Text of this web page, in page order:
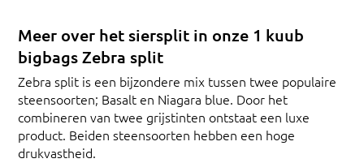
Meer over het siersplit in onze 1 kuub
bigbags Zebra split
Zebra split is een bijzondere mix tussen twee populaire
steensoorten; Basalt en Niagara blue. Door het
combineren van twee grijstinten ontstaat een luxe
product. Beiden steensoorten hebben een hoge
drukvastheid.